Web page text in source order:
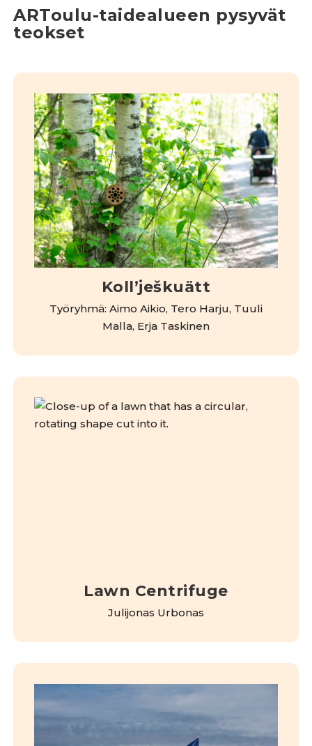
ARToulu-taidealueen pysyvät
teokset
Kollʼješkuätt
Työryhmä: Aimo Aikio, Tero Harju, Tuuli
Malla, Erja Taskinen
Lawn Centrifuge
Julijonas Urbonas